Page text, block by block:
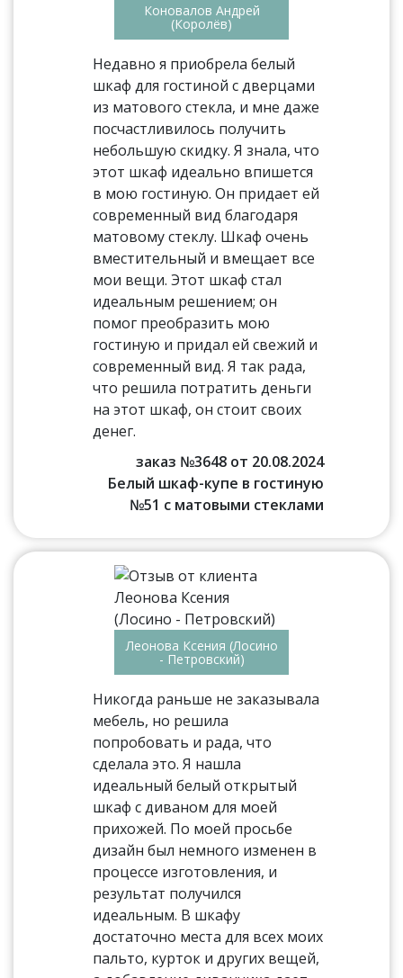
Коновалов Андрей
(Королёв)
Недавно я приобрела белый
шкаф для гостиной с дверцами
из матового стекла, и мне даже
посчастливилось получить
небольшую скидку. Я знала, что
этот шкаф идеально впишется
в мою гостиную. Он придает ей
современный вид благодаря
матовому стеклу. Шкаф очень
вместительный и вмещает все
мои вещи. Этот шкаф стал
идеальным решением; он
помог преобразить мою
гостиную и придал ей свежий и
современный вид. Я так рада,
что решила потратить деньги
на этот шкаф, он стоит своих
денег.
заказ №3648 от 20.08.2024
Белый шкаф-купе в гостиную
№51 с матовыми стеклами
Леонова Ксения (Лосино
- Петровский)
Никогда раньше не заказывала
мебель, но решила
попробовать и рада, что
сделала это. Я нашла
идеальный белый открытый
шкаф с диваном для моей
прихожей. По моей просьбе
дизайн был немного изменен в
процессе изготовления, и
результат получился
идеальным. В шкафу
достаточно места для всех моих
пальто, курток и других вещей,